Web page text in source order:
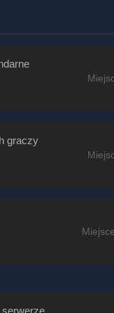
graczy
serwerze